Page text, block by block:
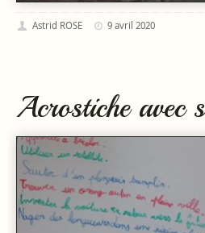
Astrid ROSE 9 avril 2020
Acrostiche avec